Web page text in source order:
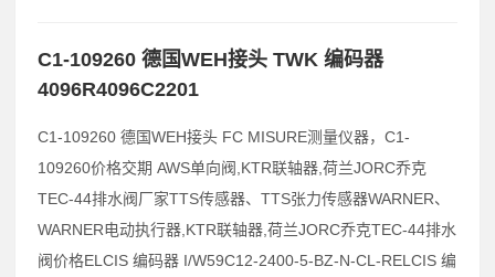
C1-109260 德国WEH接头 TWK 编码器
4096R4096C2201
C1-109260 德国WEH接头 FC MISURE测量仪器，C1-
109260价格交期 AWS单向阀,KTR联轴器,荷兰JORC乔克
TEC-44排水阀厂家TTS传感器、TTS张力传感器WARNER、
WARNER电动执行器,KTR联轴器,荷兰JORC乔克TEC-44排水
阀价格ELCIS 编码器 I/W59C12-2400-5-BZ-N-CL-RELCIS 编